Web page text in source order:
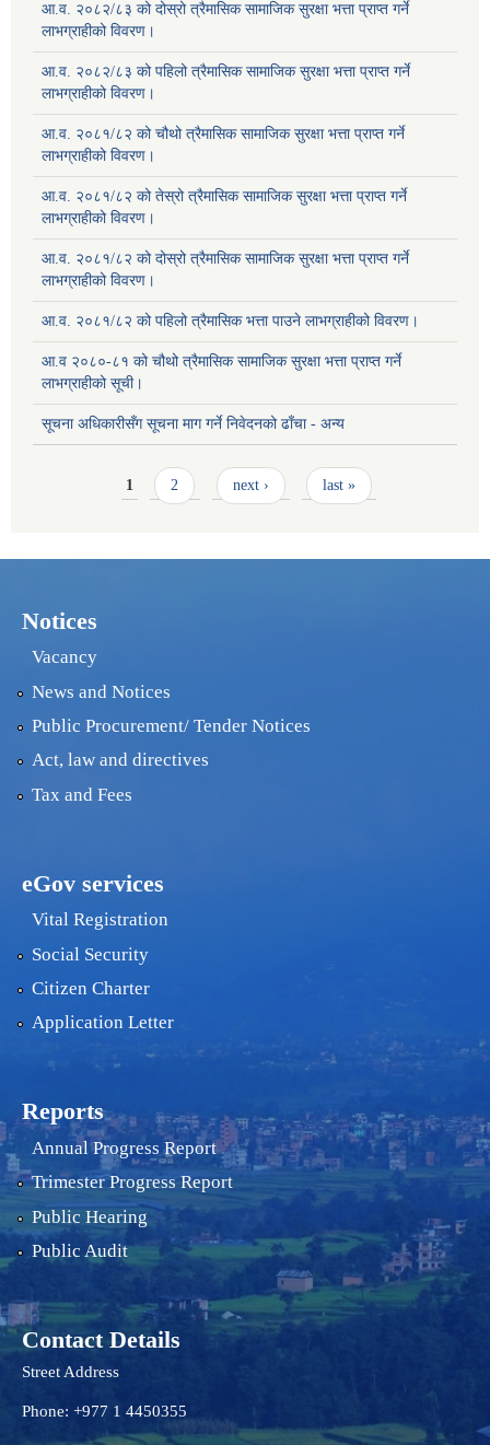
आ.व. २०८२/८३ को दोस्रो त्रैमासिक सामाजिक सुरक्षा भत्ता प्राप्त गर्ने
लाभग्राहीको विवरण।
आ.व. २०८२/८३ को पहिलो त्रैमासिक सामाजिक सुरक्षा भत्ता प्राप्त गर्ने
लाभग्राहीको विवरण।
आ.व. २०८१/८२ को चौथो त्रैमासिक सामाजिक सुरक्षा भत्ता प्राप्त गर्ने
लाभग्राहीको विवरण।
आ.व. २०८१/८२ को तेस्रो त्रैमासिक सामाजिक सुरक्षा भत्ता प्राप्त गर्ने
लाभग्राहीको विवरण।
आ.व. २०८१/८२ को दोस्रो त्रैमासिक सामाजिक सुरक्षा भत्ता प्राप्त गर्ने
लाभग्राहीको विवरण।
आ.व. २०८१/८२ को पहिलो त्रैमासिक भत्ता पाउने लाभग्राहीको विवरण।
आ.व २०८०-८१ को चौथो त्रैमासिक सामाजिक सुरक्षा भत्ता प्राप्त गर्ने
लाभग्राहीको सूची।
सूचना अधिकारीसँग सूचना माग गर्ने निवेदनको ढाँचा - अन्य
1 2 next › last »
Notices
Vacancy
News and Notices
Public Procurement/ Tender Notices
Act, law and directives
Tax and Fees
eGov services
Vital Registration
Social Security
Citizen Charter
Application Letter
Reports
Annual Progress Report
Trimester Progress Report
Public Hearing
Public Audit
Contact Details
Street Address
Phone: +977 1 4450355